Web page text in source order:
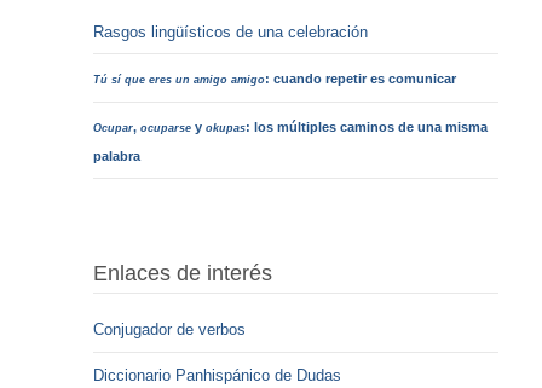
Rasgos lingüísticos de una celebración
Tú sí que eres un amigo amigo: cuando repetir es comunicar
Ocupar,ocuparse yokupas: los múltiples caminos de una misma
palabra
Enlaces de interés
Conjugador de verbos
Diccionario Panhispánico de Dudas